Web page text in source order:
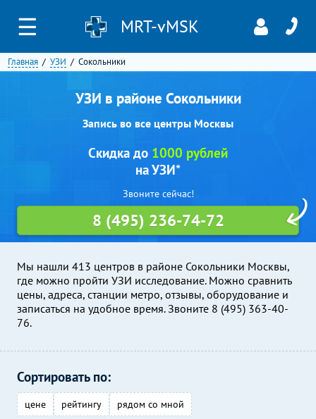
☰ MRT-vMSK
Главная УЗИ Сокольники
УЗИ в районе Сокольники
Запись во все центры Москвы
Мы нашли 413 центров в районе Сокольники Москвы,
где можно пройти УЗИ исследование. Можно сравнить
цены, адреса, станции метро, отзывы, оборудование и
записаться на удобное время. Звоните 8 (495) 363-40-
76.
Скидка до 1000 рублей
на УЗИ*
Звоните сейчас!
8 (495) 236-74-72
Сортировать по:
цене рейтингу рядом со мной